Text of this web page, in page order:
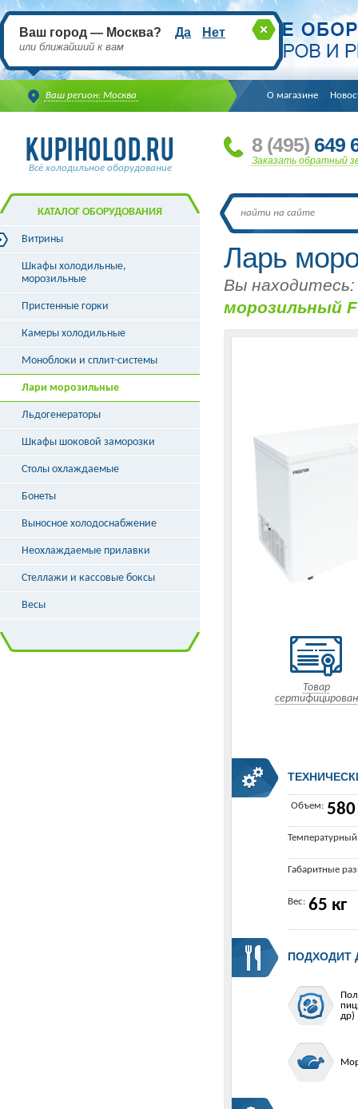
Ваш регион: Москва
Ваш город — Москва? Да Нет
или ближайший к вам
О магазине
Всё холодильное оборудование
8 (495) 649
Заказать обратный
Ларь
Вы находитесь:
морозильный F
Товар
сертифицирован
Объем:
Габаритные
Вес: 65 кг
ПОДХОДИТ
др)
КАТАЛОГ ОБОРУДОВАНИЯ
Витрины
Витрины холодильные
Витрины морозильные
Витрины кондитерские
Витрины угловые
Витрины «рыба на льду»
Шкафы холодильные,
морозильные
Пристенные горки
Камеры холодильные
Моноблоки и сплит-системы
Лари морозильные
Льдогенераторы
Шкафы шоковой заморозки
Столы охлаждаемые
Бонеты
Выносное холодоснабжение
Неохлаждаемые прилавки
Стеллажи и кассовые боксы
Весы